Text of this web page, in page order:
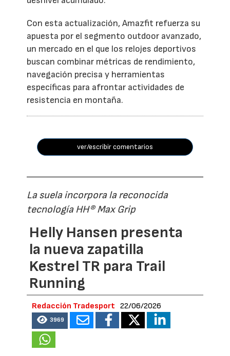
Con esta actualización, Amazfit refuerza su
apuesta por el segmento outdoor avanzado,
un mercado en el que los relojes deportivos
buscan combinar métricas de rendimiento,
navegación precisa y herramientas
específicas para afrontar actividades de
resistencia en montaña.
ver/escribir comentarios
La suela incorpora la reconocida
tecnología HH® Max Grip
Helly Hansen presenta
la nueva zapatilla
Kestrel TR para Trail
Running
Redacción Tradesport 22/06/2026
3969